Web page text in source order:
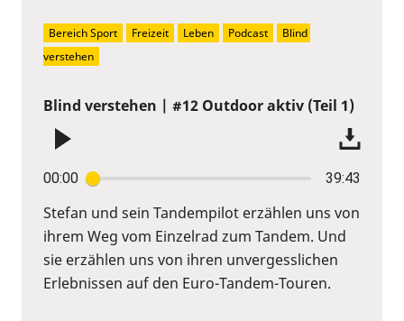
Blind verstehen | #12 Outdoor aktiv (Teil 1)
00:00 39:43
Stefan und sein Tandempilot erzählen uns von
ihrem Weg vom Einzelrad zum Tandem. Und
sie erzählen uns von ihren unvergesslichen
Erlebnissen auf den Euro-Tandem-Touren.
Bereich Sport Freizeit Leben Podcast
Blind
verstehen